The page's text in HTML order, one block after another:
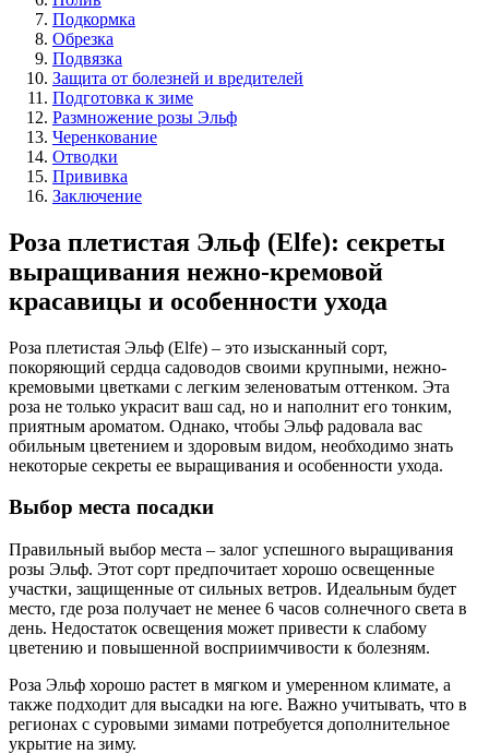
Подкормка
Обрезка
Подвязка
Защита от болезней и вредителей
Подготовка к зиме
Размножение розы Эльф
Черенкование
Отводки
Прививка
Заключение
Роза плетистая Эльф (Elfe): секреты
выращивания нежно-кремовой
красавицы и особенности ухода
Роза плетистая Эльф (Elfe) – это изысканный сорт,
покоряющий сердца садоводов своими крупными, нежно-
кремовыми цветками с легким зеленоватым оттенком. Эта
роза не только украсит ваш сад, но и наполнит его тонким,
приятным ароматом. Однако, чтобы Эльф радовала вас
обильным цветением и здоровым видом, необходимо знать
некоторые секреты ее выращивания и особенности ухода.
Выбор места посадки
Правильный выбор места – залог успешного выращивания
розы Эльф. Этот сорт предпочитает хорошо освещенные
участки, защищенные от сильных ветров. Идеальным будет
место, где роза получает не менее 6 часов солнечного света в
день. Недостаток освещения может привести к слабому
цветению и повышенной восприимчивости к болезням.
Роза Эльф хорошо растет в мягком и умеренном климате, а
также подходит для высадки на юге. Важно учитывать, что в
регионах с суровыми зимами потребуется дополнительное
укрытие на зиму.